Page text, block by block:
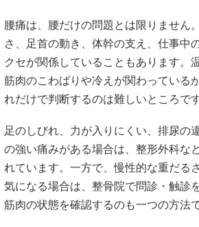
腰痛は、腰だけの問題とは限りません
さ、足首の動き、体幹の支え、仕事中
クセが関係していることもあります。
筋肉のこわばりや冷えが関わっている
れだけで判断するのは難しいところです
足のしびれ、力が入りにくい、排尿の
の強い痛みがある場合は、整形外科な
れています。一方で、慢性的な重だる
気になる場合は、整骨院で問診・触診
筋肉の状態を確認するのも一つの方法で